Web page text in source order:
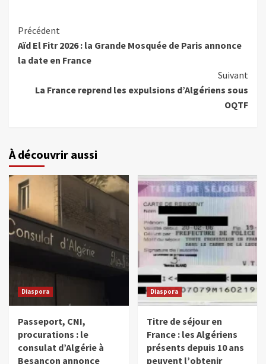
Précédent
Aïd El Fitr 2026 : la Grande Mosquée de Paris annonce
la date en France
Suivant
La France reprend les expulsions d’Algériens sous
OQTF
À découvrir aussi
Diaspora
Passeport, CNI,
procurations : le
consulat d’Algérie à
Besançon annonce
Diaspora
Titre de séjour en
France : les Algériens
présents depuis 10 ans
peuvent l’obtenir